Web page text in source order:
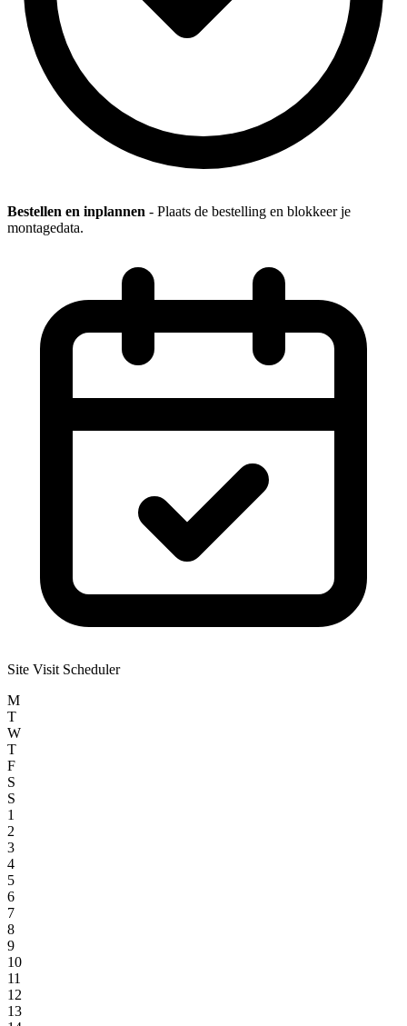
Bestellen en inplannen - Plaats de bestelling en blokkeer je
montagedata.
Site Visit Scheduler
M
T
W
T
F
S
S
1
2
3
4
5
6
7
8
9
10
11
12
13